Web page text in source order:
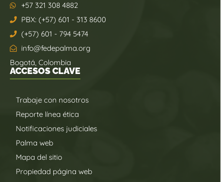
+57 321 308 4882
PBX: (+57) 601 - 313 8600
(+57) 601 - 794 5474
info@fedepalma.org
Bogotá, Colombia
ACCESOS CLAVE
Trabaje con nosotros
Reporte línea ética
Notificaciones judiciales
Palma web
Mapa del sitio
Propiedad página web